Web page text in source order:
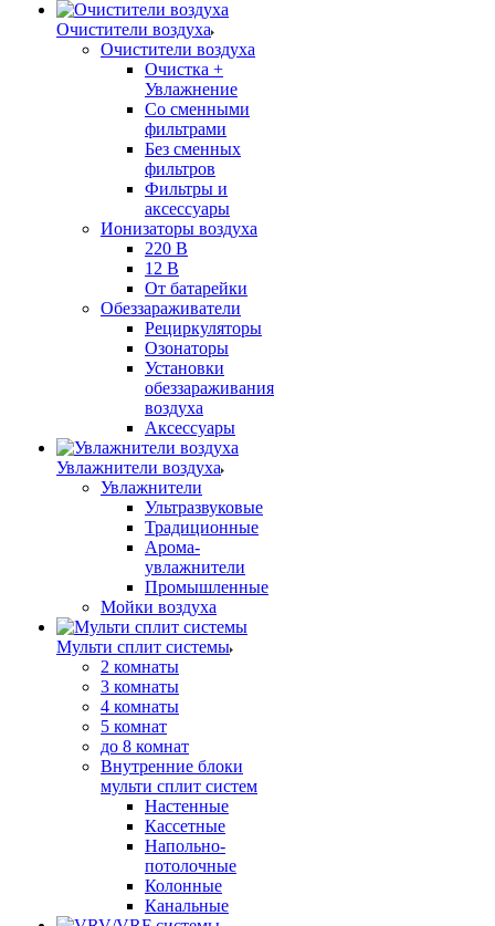
Очистители воздуха
Очистители воздуха
Очистка +
Увлажнение
Cо сменными
фильтрами
Без сменных
фильтров
Фильтры и
аксессуары
Ионизаторы воздуха
220 В
12 В
От батарейки
Обеззараживатели
Рециркуляторы
Озонаторы
Установки
обеззараживания
воздуха
Аксессуары
Увлажнители воздуха
Увлажнители
Ультразвуковые
Традиционные
Арома-
увлажнители
Промышленные
Мойки воздуха
Мульти сплит системы
2 комнаты
3 комнаты
4 комнаты
5 комнат
до 8 комнат
Внутренние блоки
мульти сплит систем
Настенные
Кассетные
Напольно-
потолочные
Колонные
Канальные